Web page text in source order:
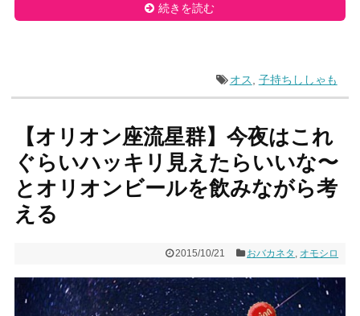
続きを読む
オス 子持ちししゃも
【オリオン座流星群】今夜はこれ
ぐらいハッキリ見えたらいいな〜
とオリオンビールを飲みながら考
える
2015/10/21 おバカネタ , オモシロ